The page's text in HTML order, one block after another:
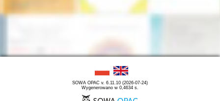
SOWA OPAC v. 6.11.10 (2026-07-24)
Wygenerowano w 0,4634 s.